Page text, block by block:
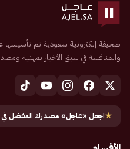
والمنافسة في سبق الأخبار بمهنية
★اجعل «عاجل» مصدرك المفضل